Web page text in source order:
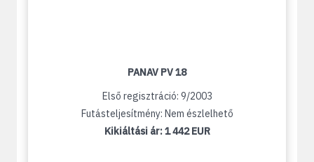
PANAV PV 18
Első regisztráció: 9/2003
Futásteljesítmény: Nem észlelhető
Kikiáltási ár:1 442 EUR